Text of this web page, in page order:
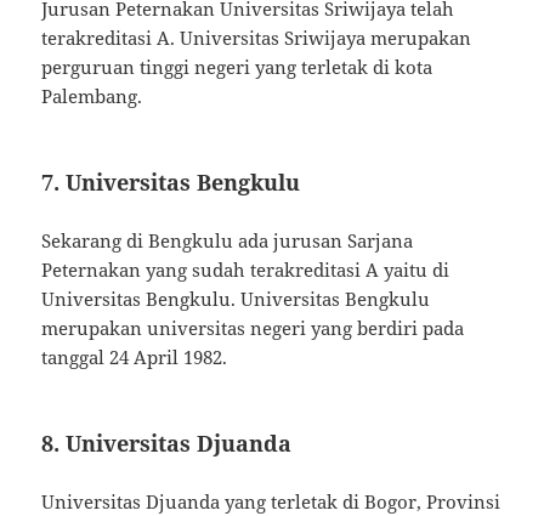
Jurusan Peternakan Universitas Sriwijaya telah
terakreditasi A. Universitas Sriwijaya merupakan
perguruan tinggi negeri yang terletak di kota
Palembang.
7. Universitas Bengkulu
Sekarang di Bengkulu ada jurusan Sarjana
Peternakan yang sudah terakreditasi A yaitu di
Universitas Bengkulu. Universitas Bengkulu
merupakan universitas negeri yang berdiri pada
tanggal 24 April 1982.
8. Universitas Djuanda
Universitas Djuanda yang terletak di Bogor, Provinsi